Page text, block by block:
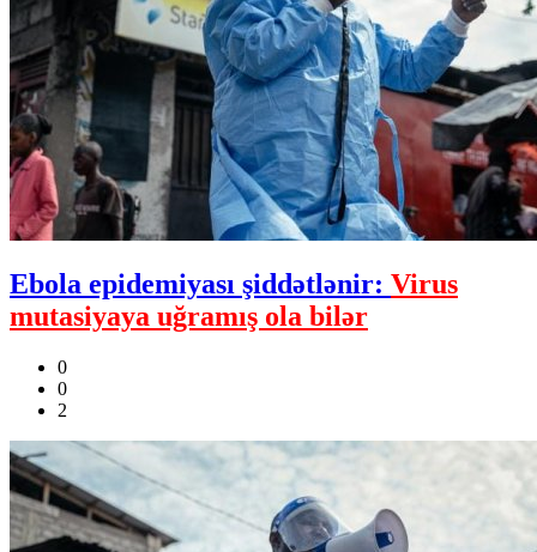
Ebola epidemiyası şiddətlənir: Virus
mutasiyaya uğramış ola bilər
0
0
2